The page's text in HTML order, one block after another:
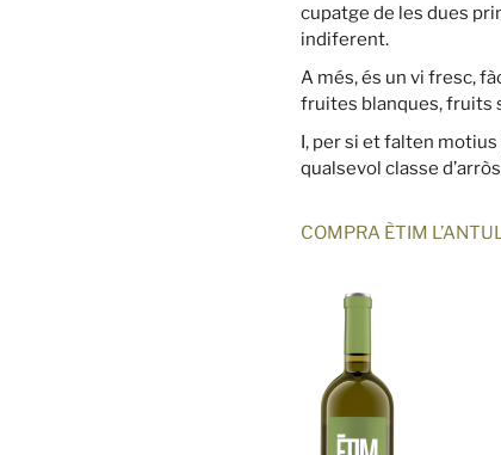
cupatge de les dues
indiferent.
A més, és un vi fresc,
fruites blanques, fruits
I, per si et falten
qualsevol classe
COMPRA ÈTIM